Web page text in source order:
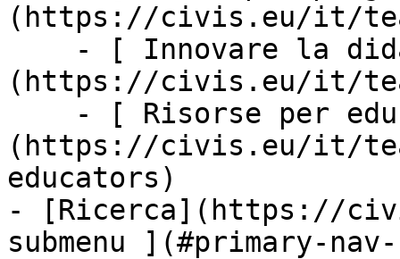
(https://civis.eu/it/
(https://civis.eu/it/
(https://civis.eu/it/
educators)
- [Ricerca](https://
submenu ](#primary-